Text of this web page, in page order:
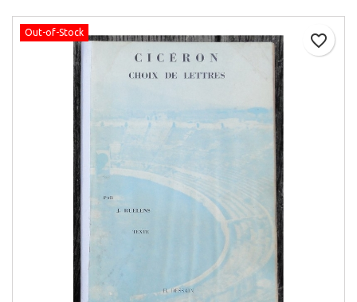
Out-of-Stock favorite_border